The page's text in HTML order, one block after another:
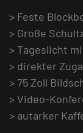
> Feste
> Große
> Tageslicht
> direkter
> 75 Zoll
> Video-
> autarker